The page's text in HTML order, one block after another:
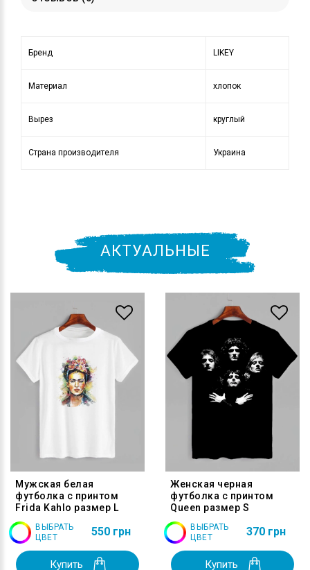
Бренд LIKEY
Материал хлопок
Вырез круглый
Страна производителя Украина
АКТУАЛЬНЫЕ
Мужская белая
футболка с принтом
Frida Kahlo размер L
ВЫБРАТЬ
ЦВЕТ
550 грн
Купить
Женская черная
футболка с принтом
Queen размер S
ВЫБРАТЬ
ЦВЕТ
370 грн
Купить